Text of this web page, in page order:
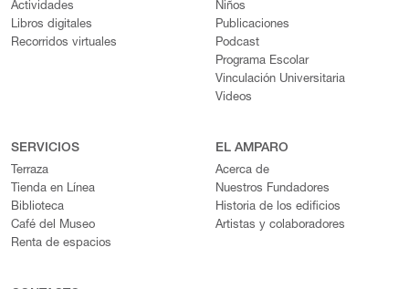
Actividades
Libros digitales
Recorridos virtuales
Niños
Publicaciones
Podcast
Programa Escolar
Vinculación Universitaria
Videos
SERVICIOS
Terraza
Tienda en Línea
Biblioteca
Café del Museo
Renta de espacios
EL AMPARO
Acerca de
Nuestros Fundadores
Historia de los edificios
Artistas y colaboradores